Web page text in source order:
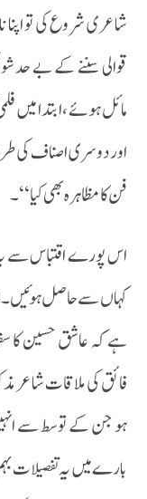
شاعری شروع کی تو
قوالی سننے کے بے حد
مائل ہوئے ،ابتدا میں
اور دوسری اصناف کی
فن کا مظاہرہ بھی کیا‘‘۔
اس پورے اقتباس سے یہ
کہاں سے حاصل
ہے کہ عاشق حسین کا
فائق کی ملاقات شاعر
ہو جن کے توسط سے
بارے میں یہ تفصیلات